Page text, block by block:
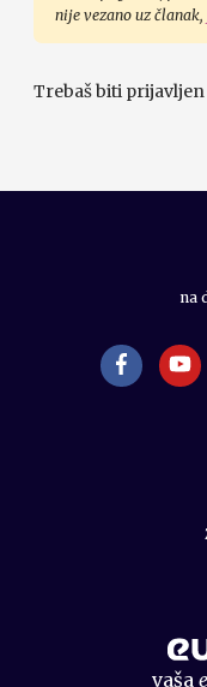
nije vezano uz članak,
Trebaš biti
vaša
na